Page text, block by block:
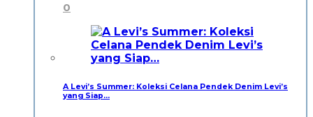
0
A Levi’s Summer: Koleksi Celana Pendek Denim Levi’s
yang Siap…